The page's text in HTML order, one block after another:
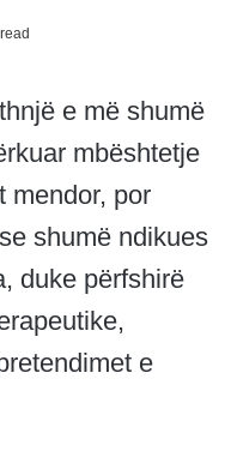
e më shumë
mbështetje
mendor, por
shumë ndikues
duke përfshirë
e